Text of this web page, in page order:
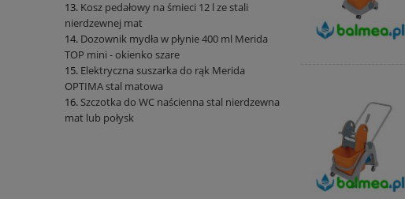
Kosz pedałowy na śmieci 12 l ze stali
nierdzewnej mat
Dozownik mydła w płynie 400 ml Merida
TOP mini - okienko szare
Elektryczna suszarka do rąk Merida
OPTIMA stal matowa
Szczotka do WC naścienna stal nierdzewna
mat lub połysk